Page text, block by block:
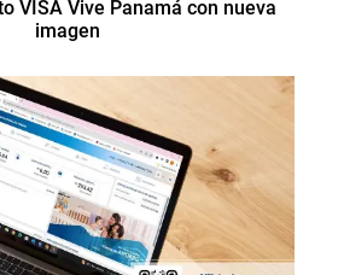
VISA Vive Panamá con nueva
imagen